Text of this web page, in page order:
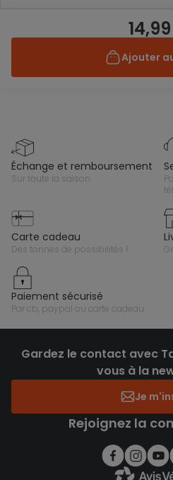
Ajouter
échange et remboursement
sur toute la saison
par whatsapp, e-mail ou
carte cadeau
des tonnes de possibilités !
paiement sécurisé
par cb, paypal ou carte cadeau
Gardez le contact avec
vous à la
Je
Rejoignez la